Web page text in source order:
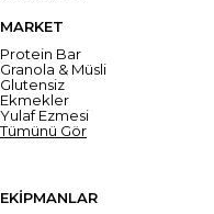
MARKET
Protein Bar
Granola & Müsli
Glutensiz
Ekmekler
Yulaf Ezmesi
Tümünü Gör
EKİPMANLAR